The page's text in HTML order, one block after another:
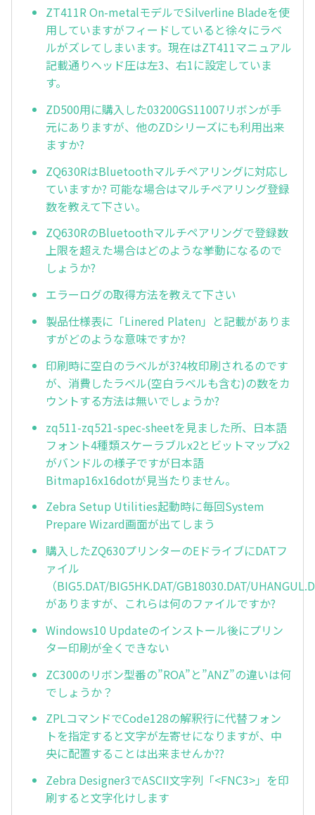
ZT411R On-metalモデルでSilverline Bladeを使
用していますがフィードしていると徐々にラベ
ルがズレてしまいます。現在はZT411マニュアル
記載通りヘッド圧は左3、右1に設定していま
す。
ZD500用に購入した03200GS11007リボンが手
元にありますが、他のZDシリーズにも利用出来
ますか?
ZQ630RはBluetoothマルチペアリングに対応し
ていますか? 可能な場合はマルチペアリング登録
数を教えて下さい。
ZQ630RのBluetoothマルチペアリングで登録数
上限を超えた場合はどのような挙動になるので
しょうか?
エラーログの取得方法を教えて下さい
製品仕様表に「Linered Platen」と記載がありま
すがどのような意味ですか?
印刷時に空白のラベルが3?4枚印刷されるのです
が、消費したラベル(空白ラベルも含む)の数をカ
ウントする方法は無いでしょうか?
zq511-zq521-spec-sheetを見ました所、日本語
フォント4種類スケーラブルx2とビットマップx2
がバンドルの様子ですが日本語
Bitmap16x16dotが見当たりません。
Zebra Setup Utilities起動時に毎回System
Prepare Wizard画面が出てしまう
購入したZQ630プリンターのEドライブにDATフ
ァイル
（BIG5.DAT/BIG5HK.DAT/GB18030.DAT/
がありますが、これらは何のファイルですか?
Windows10 Updateのインストール後にプリン
ター印刷が全くできない
ZC300のリボン型番の”ROA”と”ANZ”の違いは何
でしょうか？
ZPLコマンドでCode128の解釈行に代替フォン
トを指定すると文字が左寄せになりますが、中
央に配置することは出来ませんか??
Zebra Designer3でASCII文字列「<FNC3>」を印
刷すると文字化けします